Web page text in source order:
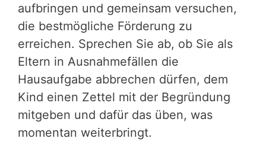
aufbringen und gemeinsam versuchen,
die bestmögliche Förderung zu
erreichen. Sprechen Sie ab, ob Sie als
Eltern in Ausnahmefällen die
Hausaufgabe abbrechen dürfen, dem
Kind einen Zettel mit der Begründung
mitgeben und dafür das üben, was
momentan weiterbringt.